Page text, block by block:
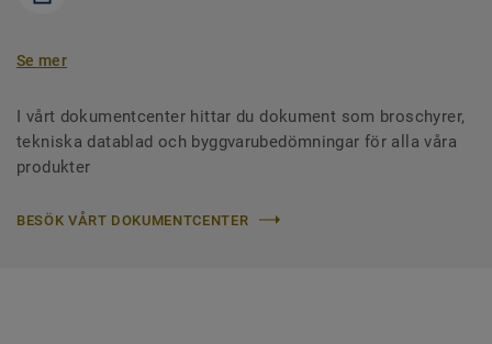
Se mer
I vårt dokumentcenter hittar du dokument som broschyrer,
tekniska datablad och byggvarubedömningar för alla våra
produkter
BESÖK VÅRT DOKUMENTCENTER